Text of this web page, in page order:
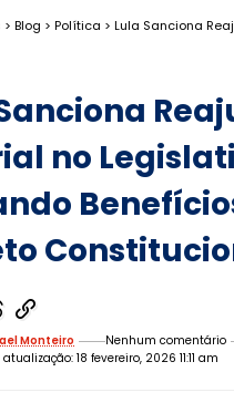
> Blog > Política > Lula Sanciona Reajuste Salarial no
no
18 fevereiro, 2026 11:11 am
Monteiro Nenhum comentário